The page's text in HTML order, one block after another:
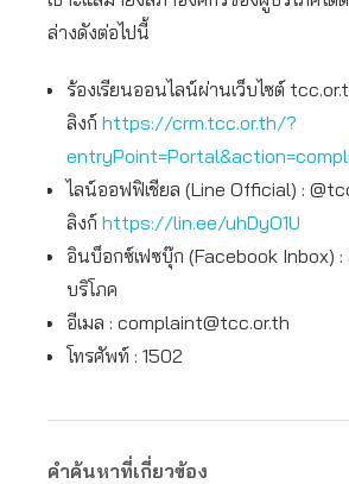
ล่างดังต่อไปนี้
ร้องเรียนออนไลน์ผ่านเว็บไซต์
ลิงก์ https://crm.tcc.or.th/?
ไลน์ออฟฟิเชียล (Line Official) :
ลิงก์ https://lin.ee/uhDyO1U
อินบ็อกซ์เฟซบุ๊ก (Facebook Inbox)
บริโภค
อีเมล : complaint@tcc.or.th
โทรศัพท์ : 1502
คำค้นหาที่เกี่ยวข้อง